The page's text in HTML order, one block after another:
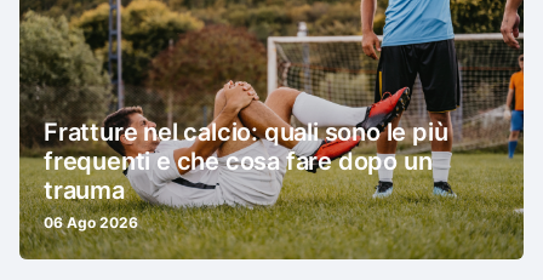
Fratture nel calcio: quali sono le più
frequenti e che cosa fare dopo un
trauma
06 Ago 2026